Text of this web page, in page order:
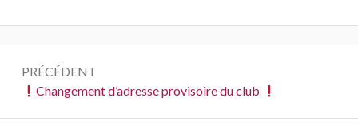
Navigation
l’article
PRÉCÉDENT
Précédent :
Changement d’adresse provisoire du club